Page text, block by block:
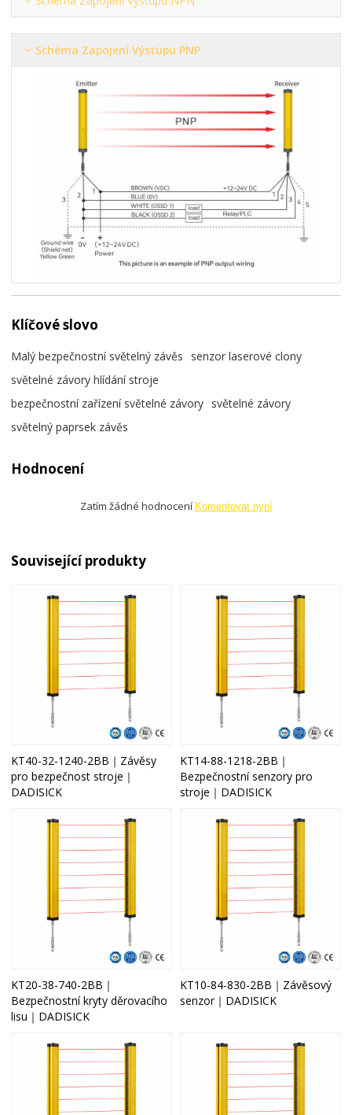
Schéma Zapojení Výstupu PNP
Klíčové slovo
Malý bezpečnostní světelný závěs
senzor laserové clony
světelné závory hlídání stroje
bezpečnostní zařízení světelné závory světelné závory
světelný paprsek závěs
Hodnocení
Zatím žádné hodnocení Komentovat nyní
Související produkty
KT40-32-1240-2BB｜Závěsy
pro bezpečnost stroje｜
DADISICK
KT14-88-1218-2BB｜
Bezpečnostní senzory pro
stroje｜DADISICK
KT20-38-740-2BB｜
Bezpečnostní kryty děrovacího
lisu｜DADISICK
KT10-84-830-2BB｜Závěsový
senzor｜DADISICK